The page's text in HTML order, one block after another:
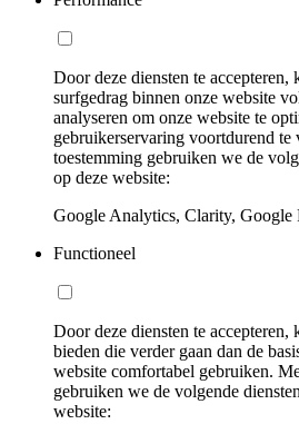
Door deze diensten te
surfgedrag binnen onze website
analyseren om onze website te
gebruikerservaring voortdurend
toestemming gebruiken we de
op deze website:
Google Analytics, Clarity, Google
Functioneel
Door deze diensten te accepteren,
bieden die verder gaan dan de
website comfortabel gebruiken.
gebruiken we de volgende
website: